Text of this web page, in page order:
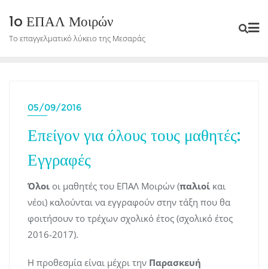
content
1o ΕΠΑΛ Μοιρών
Το επαγγελματικό λύκειο της Μεσαράς
05/09/2016
Επείγον για όλους τους μαθητές:
Εγγραφές
Όλοι οι μαθητές του ΕΠΑΛ Μοιρών (παλιοί και
νέοι) καλούνται να εγγραφούν στην τάξη που θα
φοιτήσουν το τρέχων σχολικό έτος (σχολικό έτος
2016-2017).
Η προθεσμία είναι μέχρι την Παρασκευή